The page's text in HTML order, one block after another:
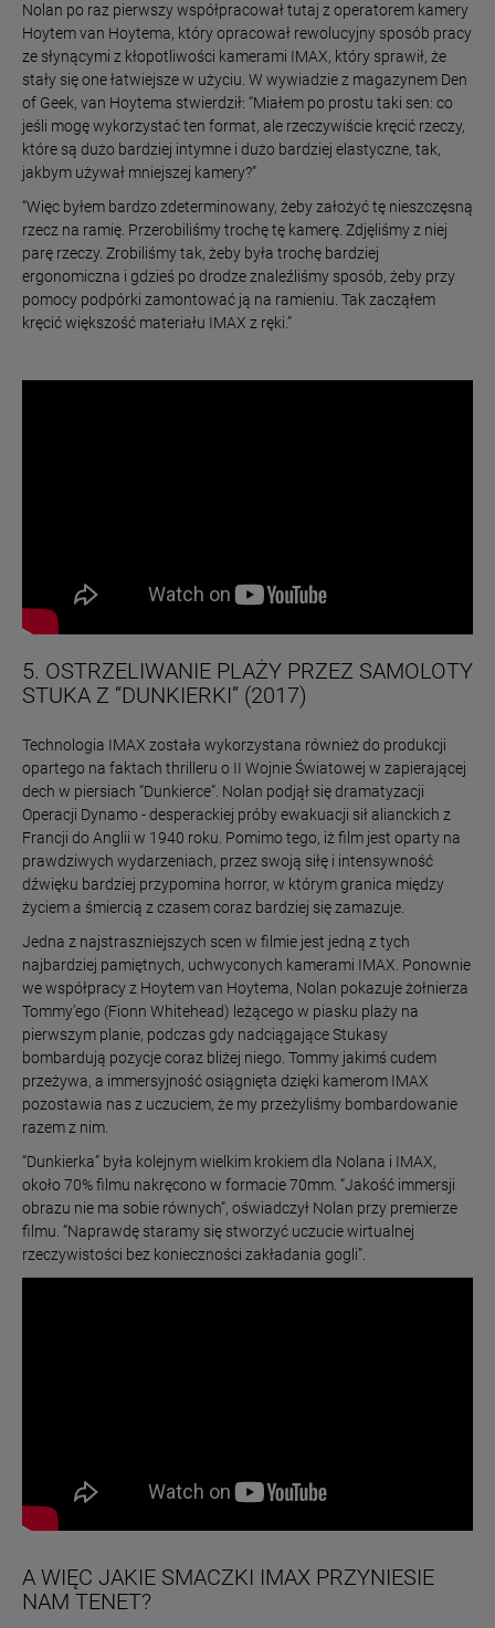
Nolan po raz pierwszy współpracował tutaj z operatorem kamery
Hoytem van Hoytema, który opracował rewolucyjny sposób pracy
ze słynącymi z kłopotliwości kamerami IMAX, który sprawił, że
stały się one łatwiejsze w użyciu. W wywiadzie z magazynem Den
of Geek, van Hoytema stwierdził: “Miałem po prostu taki sen: co
jeśli mogę wykorzystać ten format, ale rzeczywiście kręcić rzeczy,
które są dużo bardziej intymne i dużo bardziej elastyczne, tak,
jakbym używał mniejszej kamery?”
“Więc byłem bardzo zdeterminowany, żeby założyć tę nieszczęsną
rzecz na ramię. Przerobiliśmy trochę tę kamerę. Zdjęliśmy z niej
parę rzeczy. Zrobiliśmy tak, żeby była trochę bardziej
ergonomiczna i gdzieś po drodze znaleźliśmy sposób, żeby przy
pomocy podpórki zamontować ją na ramieniu. Tak zacząłem
kręcić większość materiału IMAX z ręki.”
5. OSTRZELIWANIE PLAŻY PRZEZ SAMOLOTY
STUKA Z “DUNKIERKI” (2017)
Technologia IMAX została wykorzystana również do produkcji
opartego na faktach thrilleru o II Wojnie Światowej w zapierającej
dech w piersiach “Dunkierce”. Nolan podjął się dramatyzacji
Operacji Dynamo - desperackiej próby ewakuacji sił alianckich z
Francji do Anglii w 1940 roku. Pomimo tego, iż film jest oparty na
prawdziwych wydarzeniach, przez swoją siłę i intensywność
dźwięku bardziej przypomina horror, w którym granica między
życiem a śmiercią z czasem coraz bardziej się zamazuje.
Jedna z najstraszniejszych scen w filmie jest jedną z tych
najbardziej pamiętnych, uchwyconych kamerami IMAX. Ponownie
we współpracy z Hoytem van Hoytema, Nolan pokazuje żołnierza
Tommy’ego (Fionn Whitehead) leżącego w piasku plaży na
pierwszym planie, podczas gdy nadciągające Stukasy
bombardują pozycje coraz bliżej niego. Tommy jakimś cudem
przeżywa, a immersyjność osiągnięta dzięki kamerom IMAX
pozostawia nas z uczuciem, że my przeżyliśmy bombardowanie
razem z nim.
“Dunkierka” była kolejnym wielkim krokiem dla Nolana i IMAX,
około 70% filmu nakręcono w formacie 70mm. “Jakość immersji
obrazu nie ma sobie równych”, oświadczył Nolan przy premierze
filmu. “Naprawdę staramy się stworzyć uczucie wirtualnej
rzeczywistości bez konieczności zakładania gogli”.
A WIĘC JAKIE SMACZKI IMAX PRZYNIESIE
NAM TENET?